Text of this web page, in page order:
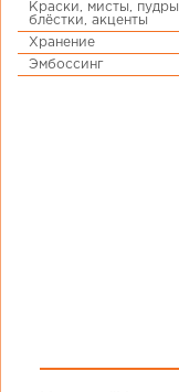
Краски, мисты, пудры,
блёстки, акценты
Хранение
Эмбоссинг